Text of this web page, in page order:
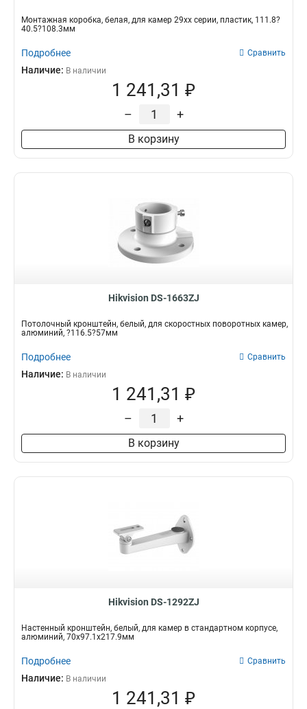
Монтажная коробка, белая, для камер 29хх серии, пластик, 111.8?
40.5?108.3мм
Подробнее Сравнить
Наличие: В наличии
1 241,31 ₽
– +
В корзину
Hikvision DS-1663ZJ
Потолочный кронштейн, белый, для скоростных поворотных камер,
алюминий, ?116.5?57мм
Подробнее Сравнить
Наличие: В наличии
1 241,31 ₽
– +
В корзину
Hikvision DS-1292ZJ
Настенный кронштейн, белый, для камер в стандартном корпусе,
алюминий, 70x97.1x217.9мм
Подробнее Сравнить
Наличие: В наличии
1 241,31 ₽